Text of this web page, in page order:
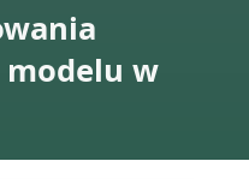
modelu w